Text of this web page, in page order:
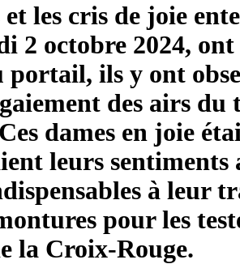
et les cris de joie
2 octobre 2024,
portail, ils y ont
des airs du
dames en joie
leurs sentiments
à leur
pour les
la Croix-Rouge.